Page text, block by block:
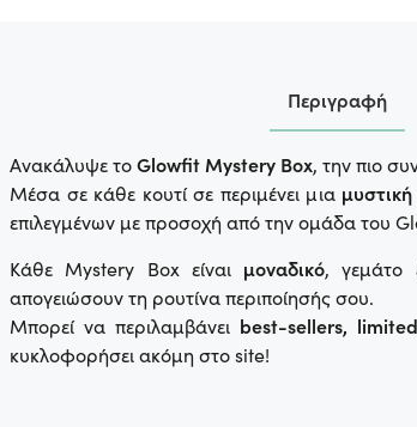
Περιγραφή
Ανακάλυψε τοGlowfit Mystery Box, την πιο
Μέσα σε κάθε κουτί σε περιμένει μια
επιλεγμένων με προσοχή από την ομάδα του
Κάθε Mystery Box είναι μοναδικό, γεμάτο
απογειώσουν τη ρουτίνα περιποίησής σου.
Μπορεί να περιλαμβάνει best-sellers,
κυκλοφορήσει ακόμη στο site!